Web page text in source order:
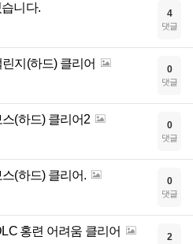
니다. 4
댓글
지(하드) 클리어 0
댓글
(하드) 클리어2 0
댓글
(하드) 클리어. 0
댓글
홍련 어려움 클리어 2